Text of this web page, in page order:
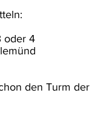
oder 4
den Turm der